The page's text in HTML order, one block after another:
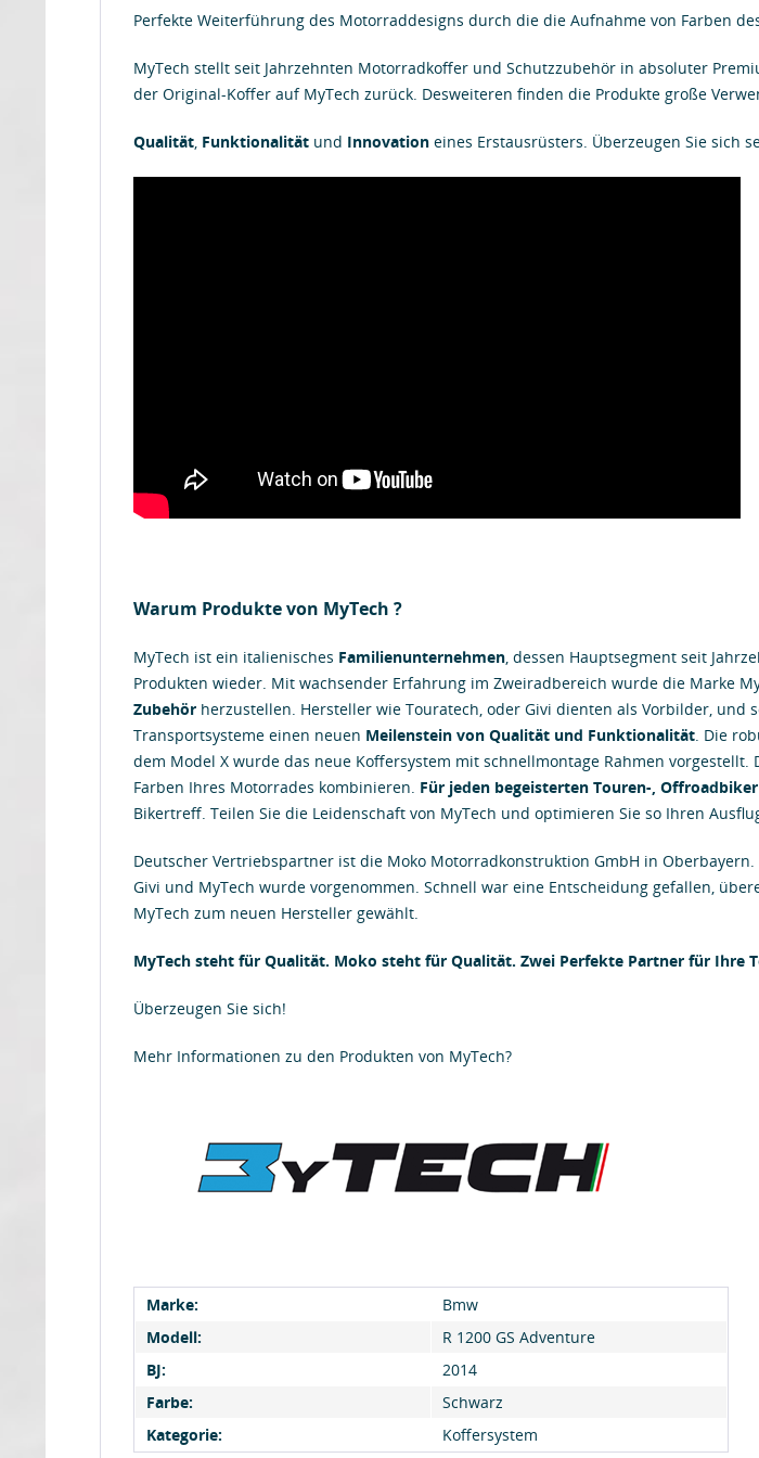
Perfekte Weiterführung des Motorraddesigns durch die die Aufnahme von Farben
MyTech stellt seit Jahrzehnten Motorradkoffer und Schutzzubehör in absoluter
der Original-Koffer auf MyTech zurück. Desweiteren finden die Produkte große
Qualität, Funktionalität und Innovation eines Erstausrüsters. Überzeugen Sie sich
Warum Produkte von MyTech ?
MyTech ist ein italienisches Familienunternehmen, dessen Hauptsegment seit
Produkten wieder. Mit wachsender Erfahrung im Zweiradbereich wurde die Marke
Zubehör herzustellen. Hersteller wie Touratech, oder Givi dienten als Vorbilder,
Transportsysteme einen neuen Meilenstein von Qualität und Funktionalität. Die
dem Model X wurde das neue Koffersystem mit schnellmontage Rahmen
Farben Ihres Motorrades kombinieren. Für jeden begeisterten Touren-,
Bikertreff. Teilen Sie die Leidenschaft von MyTech und optimieren Sie so Ihren
Deutscher Vertriebspartner ist die Moko Motorradkonstruktion GmbH in
Givi und MyTech wurde vorgenommen. Schnell war eine Entscheidung gefallen,
MyTech zum neuen Hersteller gewählt.
MyTech steht für Qualität. Moko steht für Qualität. Zwei Perfekte Partner für Ihre
Überzeugen Sie sich!
Mehr Informationen zu den Produkten von MyTech?
Marke:
Bmw
Modell:
R 1200 GS Adventure
BJ:
2014
Farbe:
Schwarz
Kategorie:
Koffersystem